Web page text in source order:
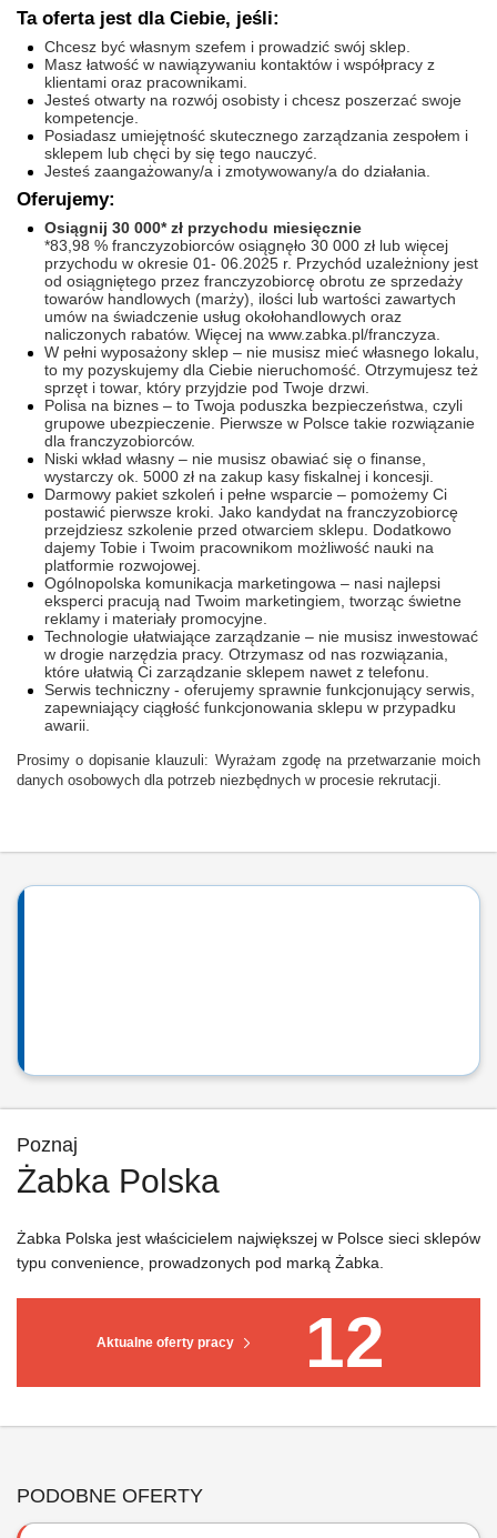
Ta oferta jest dla Ciebie, jeśli:
Chcesz być własnym szefem i prowadzić swój sklep.
Masz łatwość w nawiązywaniu kontaktów i współpracy z
klientami oraz pracownikami.
Jesteś otwarty na rozwój osobisty i chcesz poszerzać swoje
kompetencje.
Posiadasz umiejętność skutecznego zarządzania zespołem i
sklepem lub chęci by się tego nauczyć.
Jesteś zaangażowany/a i zmotywowany/a do działania.
Oferujemy:
Osiągnij 30 000* zł przychodu miesięcznie
*83,98 % franczyzobiorców osiągnęło 30 000 zł lub więcej
przychodu w okresie 01- 06.2025 r. Przychód uzależniony jest
od osiągniętego przez franczyzobiorcę obrotu ze sprzedaży
towarów handlowych (marży), ilości lub wartości zawartych
umów na świadczenie usług okołohandlowych oraz
naliczonych rabatów. Więcej na www.zabka.pl/franczyza.
W pełni wyposażony sklep – nie musisz mieć własnego lokalu,
to my pozyskujemy dla Ciebie nieruchomość. Otrzymujesz też
sprzęt i towar, który przyjdzie pod Twoje drzwi.
Polisa na biznes – to Twoja poduszka bezpieczeństwa, czyli
grupowe ubezpieczenie. Pierwsze w Polsce takie rozwiązanie
dla franczyzobiorców.
Niski wkład własny – nie musisz obawiać się o finanse,
wystarczy ok. 5000 zł na zakup kasy fiskalnej i koncesji.
Darmowy pakiet szkoleń i pełne wsparcie – pomożemy Ci
postawić pierwsze kroki. Jako kandydat na franczyzobiorcę
przejdziesz szkolenie przed otwarciem sklepu. Dodatkowo
dajemy Tobie i Twoim pracownikom możliwość nauki na
platformie rozwojowej.
Ogólnopolska komunikacja marketingowa – nasi najlepsi
eksperci pracują nad Twoim marketingiem, tworząc świetne
reklamy i materiały promocyjne.
Technologie ułatwiające zarządzanie – nie musisz inwestować
w drogie narzędzia pracy. Otrzymasz od nas rozwiązania,
które ułatwią Ci zarządzanie sklepem nawet z telefonu.
Serwis techniczny - oferujemy sprawnie funkcjonujący serwis,
zapewniający ciągłość funkcjonowania sklepu w przypadku
awarii.
Prosimy o dopisanie klauzuli: Wyrażam zgodę na przetwarzanie moich
danych osobowych dla potrzeb niezbędnych w procesie rekrutacji.
Poznaj
Żabka Polska
Aktualne oferty pracy 12
Żabka Polska jest właścicielem największej w Polsce sieci sklepów
typu convenience, prowadzonych pod marką Żabka.
PODOBNE OFERTY